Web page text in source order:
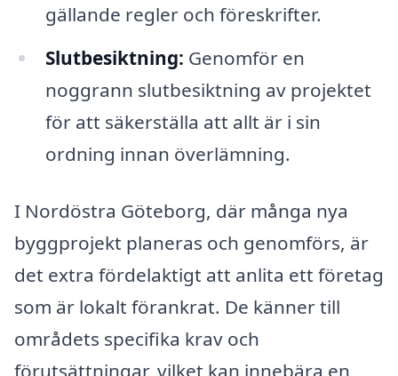
gällande regler och föreskrifter.
Slutbesiktning: Genomför en
noggrann slutbesiktning av projektet
för att säkerställa att allt är i sin
ordning innan överlämning.
I Nordöstra Göteborg, där många nya
byggprojekt planeras och genomförs, är
det extra fördelaktigt att anlita ett företag
som är lokalt förankrat. De känner till
områdets specifika krav och
förutsättningar, vilket kan innebära en